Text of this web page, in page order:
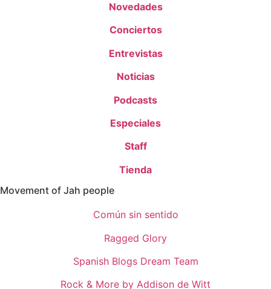
Novedades
Conciertos
Entrevistas
Noticias
Podcasts
Especiales
Staff
Tienda
Movement of Jah people
Común sin sentido
Ragged Glory
Spanish Blogs Dream Team
Rock & More by Addison de Witt